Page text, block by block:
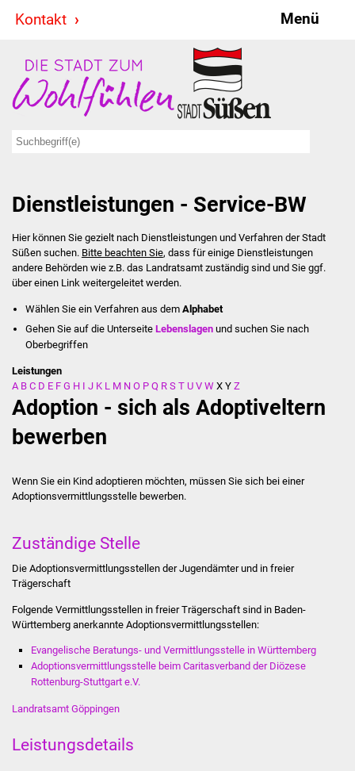
Kontakt Menü
Stadt & Politik
Bürgermeister
Ausschüsse
Ratsinformationssystem
Jugendbeirat
Summerrockfestival
Stadtverwaltung
Veröffentlichungen
Ortsrecht
FNP / Bebauungspläne
Dienstleistungen - Service-BW
Hier können Sie gezielt nach Dienstleistungen und Verfahren der Stadt
Süßen suchen. Bitte beachten Sie, dass für einige Dienstleistungen
andere Behörden wie z.B. das Landratsamt zuständig sind und Sie ggf.
über einen Link weitergeleitet werden.
Wählen Sie ein Verfahren aus dem Alphabet
Gehen Sie auf die UnterseiteLebenslagen und suchen Sie nach
Oberbegriffen
Leistungen
A B C D E F G H I J K L M N O P Q R S T U V W X Y Z
Adoption - sich als Adoptiveltern
bewerben
Wenn Sie ein Kind adoptieren möchten, müssen Sie sich bei einer
Adoptionsvermittlungsstelle bewerben.
Zuständige Stelle
Die Adoptionsvermittlungsstellen der Jugendämter und in freier
Trägerschaft
Folgende Vermittlungsstellen in freier Trägerschaft sind in Baden-
Württemberg anerkannte Adoptionsvermittlungsstellen:
Evangelische Beratungs- und Vermittlungsstelle in Württemberg
Adoptionsvermittlungsstelle beim Caritasverband der Diözese
Rottenburg-Stuttgart e.V.
Landratsamt Göppingen
Leistungsdetails